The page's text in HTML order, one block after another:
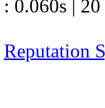
: 0.060s |
Reputation